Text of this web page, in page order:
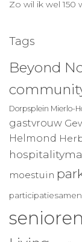
Zo wil ik wel 150
Tags
Beyond
Dorpsplein Mierlo-
gastvrouw
Helmond
moestuin
senioren